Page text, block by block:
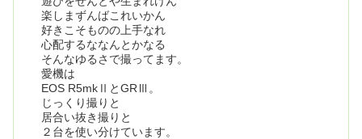
楽しまずんばこれいかん
好きこそものの上手なれ
心配するななんとかなる
そんなゆるさで撮ってます。
愛機は
EOS R5mkⅡとGRⅢ。
じっくり撮りと
居合い抜き撮りと
２台を使い分けています。